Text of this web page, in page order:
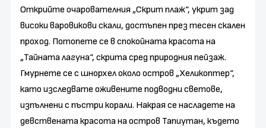
Открийте очарователния „Скрит плаж“, укрит зад
високи варовикови скали, достъпен през тесен скален
проход. Потопете се в спокойната красота на
„Тайната лагуна“, скрита сред природния пейзаж.
Гмурнете се с шнорхел около остров „Хеликоптер“,
като изследвате оживените подводни светове,
изпълнени с пъстри корали. Накрая се насладете на
девствената красота на остров Тапиутан, където